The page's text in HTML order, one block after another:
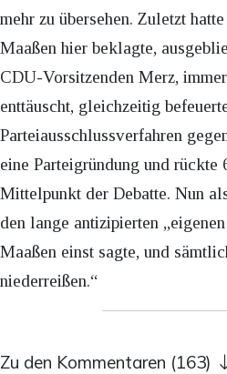
mehr zu übersehen. Zuletzt
Maaßen hier beklagte,
CDU-Vorsitzenden Merz,
enttäuscht, gleichzeitig
Parteiausschlussverfahren
eine Parteigründung und
Mittelpunkt der Debatte. Nun
den lange antizipierten
Maaßen einst sagte, und
niederreißen.“
Zu den Kommentaren (163)